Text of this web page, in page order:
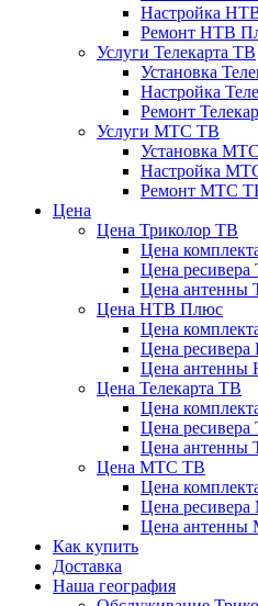
Настройка
Ремонт НТВ
Услуги Телекарта ТВ
Установка
Настройка
Ремонт
Услуги МТС ТВ
Установка
Настройка
Ремонт МТС
Цена
Цена Триколор ТВ
Цена
Цена
Цена антенны
Цена НТВ Плюс
Цена
Цена
Цена
Цена Телекарта ТВ
Цена
Цена ресивера
Цена антенны
Цена МТС ТВ
Цена
Цена
Цена
Как купить
Доставка
Наша география